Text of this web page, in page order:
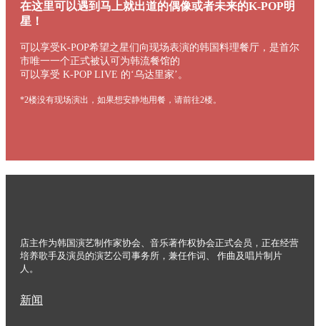
在这里可以遇到马上就出道的偶像或者未来的K-POP明
星！
可以享受K-POP希望之星们向现场表演的韩国料理餐厅，是首尔
市唯一一个正式被认可为韩流餐馆的
可以享受 K-POP LIVE 的‘乌达里家’。
*2楼没有现场演出，如果想安静地用餐，请前往2楼。
店主作为韩国演艺制作家协会、音乐著作权协会正式会员，正在经营
培养歌手及演员的演艺公司事务所，兼任作词、 作曲及唱片制片
人。
新闻